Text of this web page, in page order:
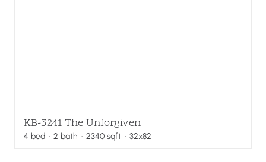
KB-3241 The Unforgiven
4 bed · 2 bath · 2340 sqft· 32x82